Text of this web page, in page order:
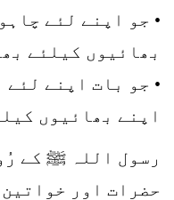
• جو اپنے لئے
بھائیوں کیلئے
• جو بات اپنے
اپنے بھائیوں
رسول اللہ ﷺ کے
حضرات اور